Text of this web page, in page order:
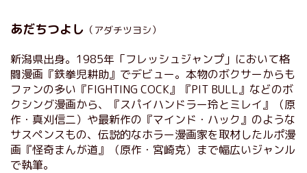
あだちつよし （アダチツヨシ）
新潟県出身。1985年「フレッシュジャンプ」において格
闘漫画『鉄拳児耕助』でデビュー。本物のボクサーからも
ファンの多い『FIGHTING COCK』『PIT BULL』などのボ
クシング漫画から、『スパイハンドラー玲とミレイ』（原
作・真刈信二）や最新作の『マインド・ハック』のような
サスペンスもの、伝説的なホラー漫画家を取材したルポ漫
画『怪奇まんが道』（原作・宮崎克）まで幅広いジャンル
で執筆。